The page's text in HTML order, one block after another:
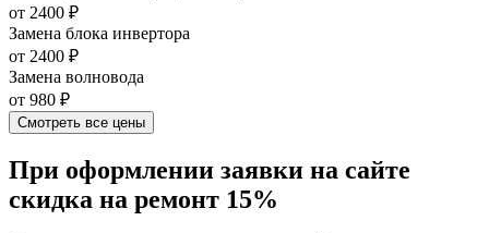
от 2400 ₽
Замена блока инвертора
от 2400 ₽
Замена волновода
от 980 ₽
Смотреть все цены
При оформлении заявки на сайте
скидка на ремонт 15%